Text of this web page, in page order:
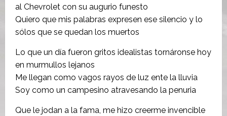
al Chevrolet con su augurio funesto
Quiero que mis palabras expresen ese silencio y lo
sólos que se quedan los muertos
Lo que un día fueron gritos idealistas tornáronse hoy
en murmullos lejanos
Me llegan como vagos rayos de luz ente la lluvia
Soy como un campesino atravesando la penuria
Que le jodan a la fama, me hizo creerme invencible